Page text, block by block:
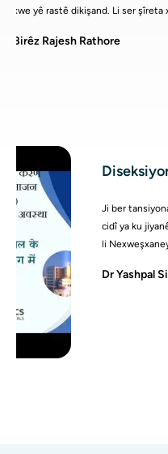
xwe yê rastê dikişand. Li
Srivastava (Serok -
Wî bi serkeftî emeliyata
Birêz Rajesh Rathore
Diseksiyona
Ji ber tansiyona xwînê
cidî ya ku jiyanê tehdît
li Nexweşxaneya
dermankirin, û niha ew
Dr Yashpal Singh